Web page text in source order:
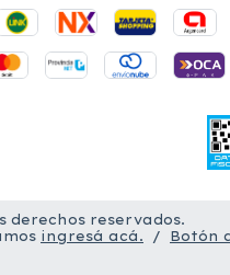
derechos reservados.
ingresá acá. / Botón